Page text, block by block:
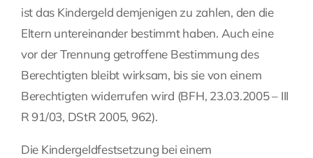
ist das Kindergeld demjenigen zu zahlen, den die
Eltern untereinander bestimmt haben. Auch eine
vor der Trennung getroffene Bestimmung des
Berechtigten bleibt wirksam, bis sie von einem
Berechtigten widerrufen wird (BFH, 23.03.2005 – III
R 91/03, DStR 2005, 962).
Die Kindergeldfestsetzung bei einem